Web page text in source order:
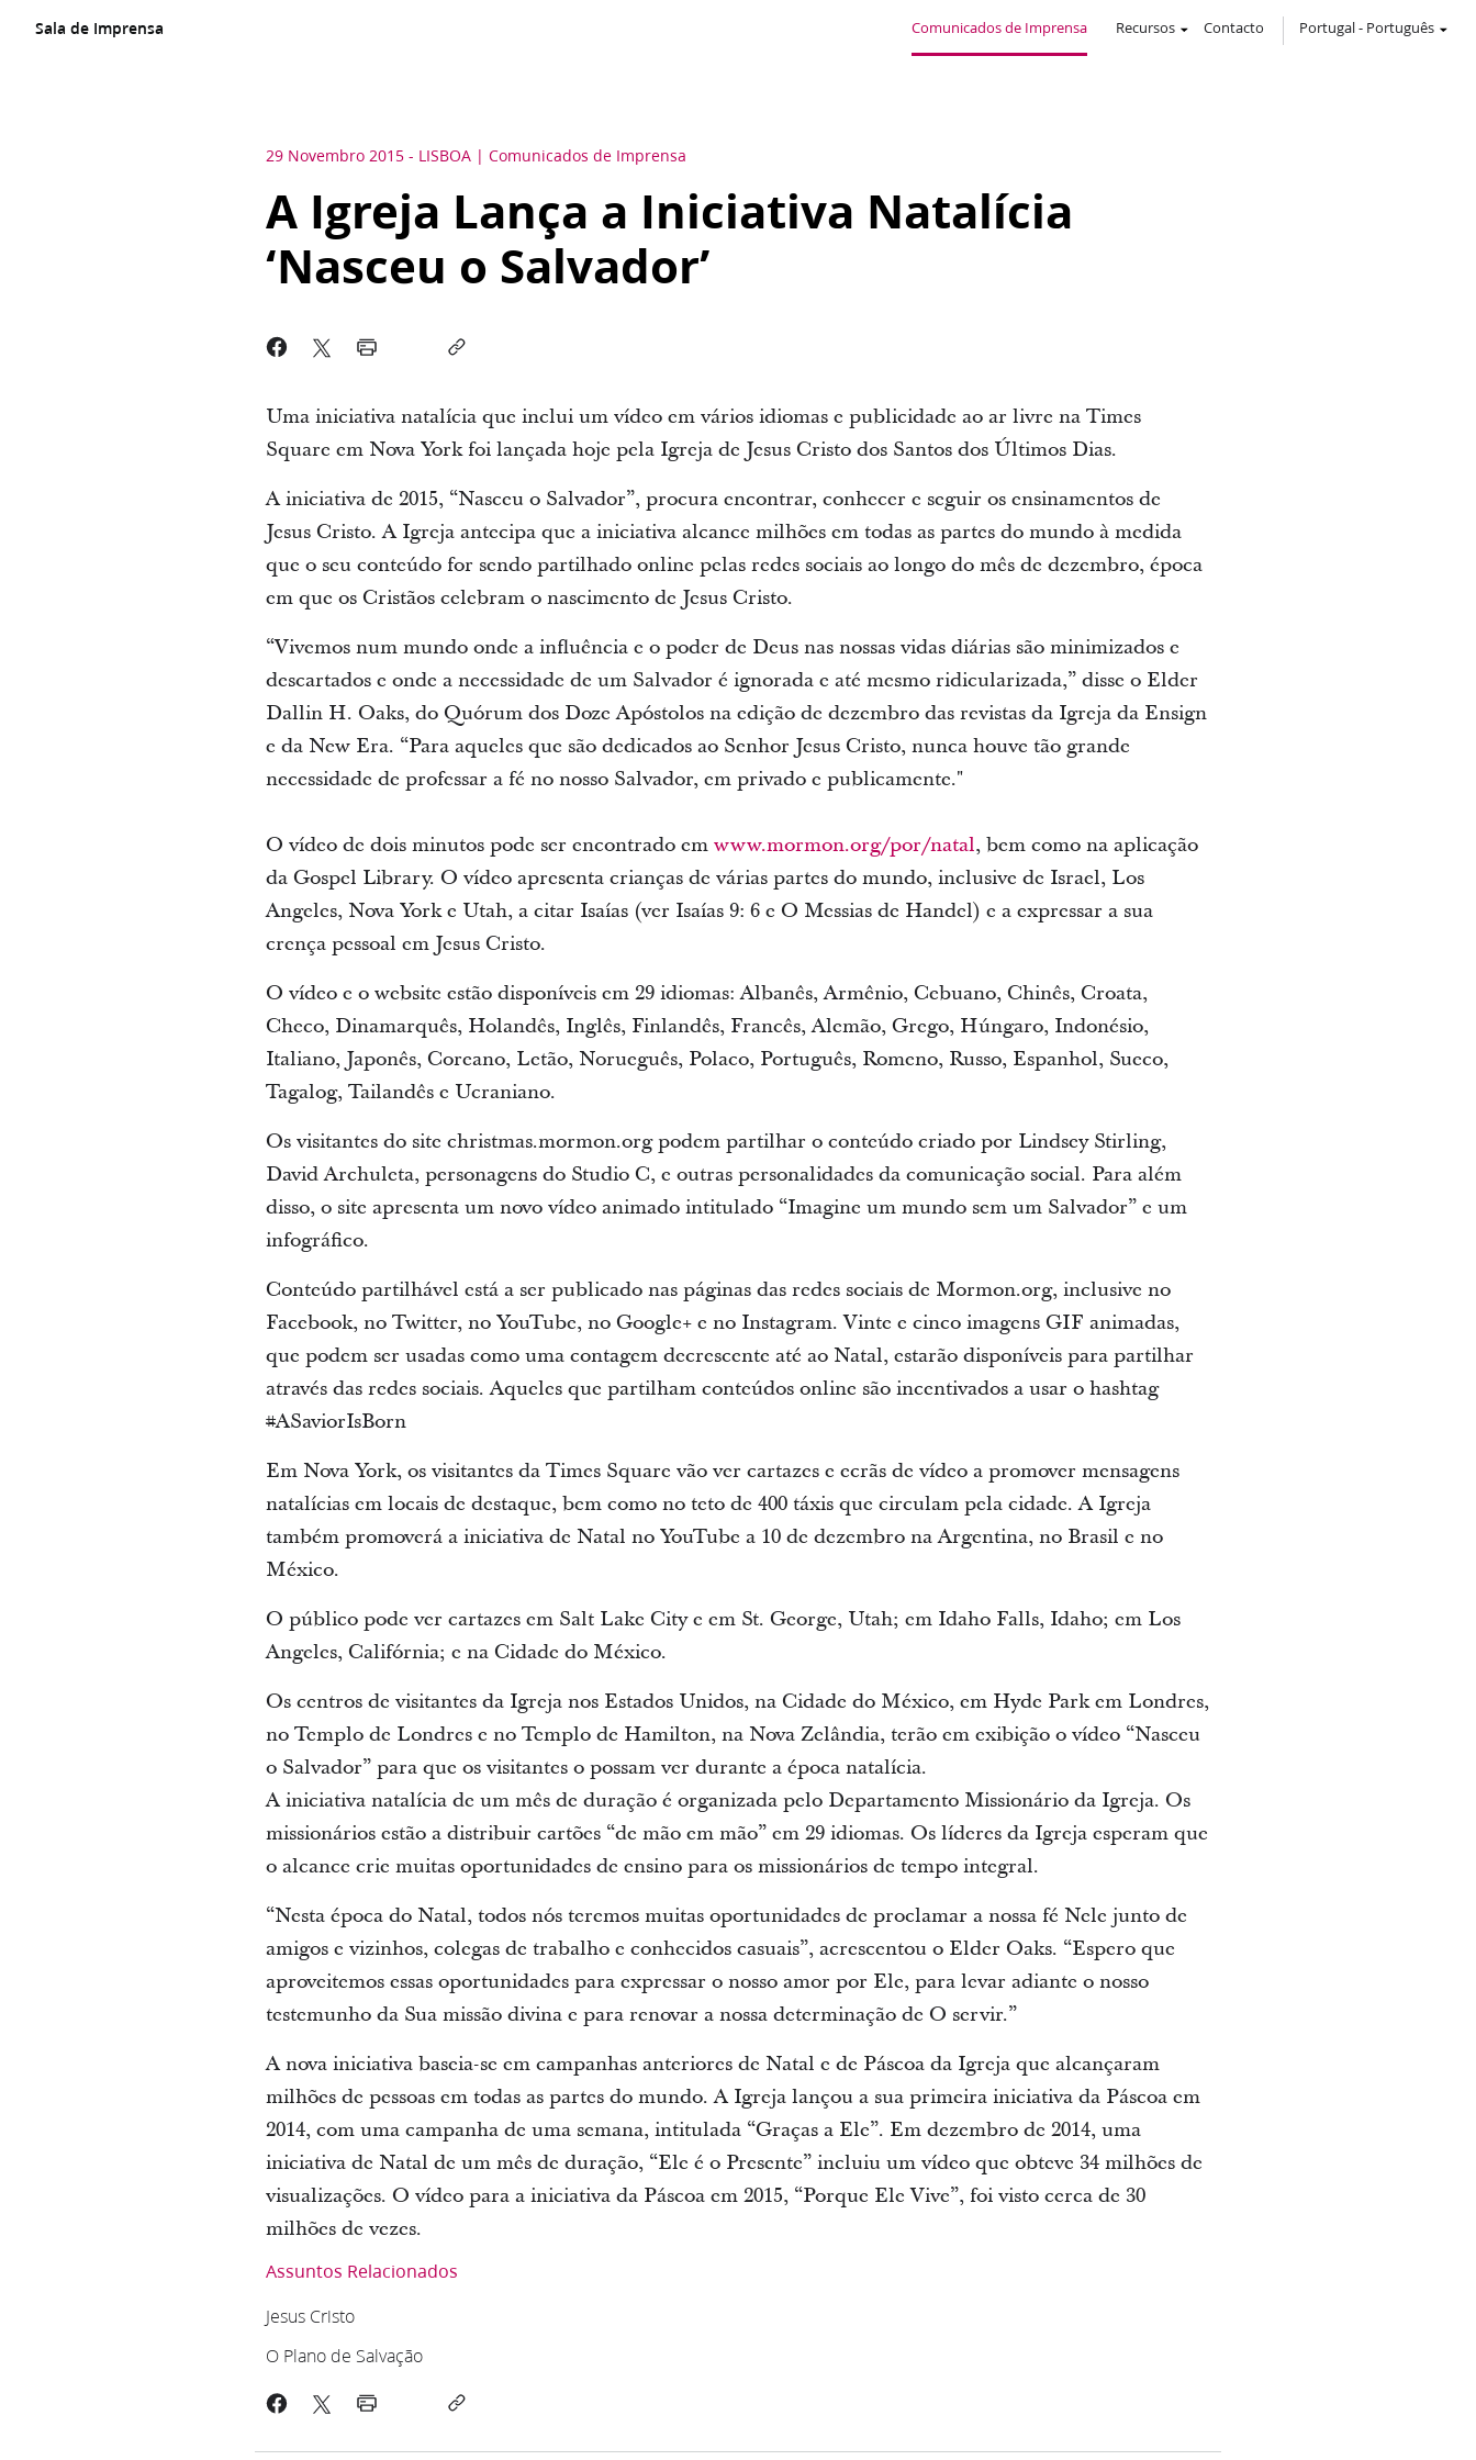
Sala de Imprensa Comunicados de Imprensa Recursos Contacto Portugal- Português
29 Novembro 2015 - LISBOA Comunicados de Imprensa
A Igreja Lança a Iniciativa Natalícia
‘Nasceu o Salvador’
Uma iniciativa natalícia que inclui um vídeo em vários idiomas e publicidade ao ar livre na Times
Square em Nova York foi lançada hoje pela Igreja de Jesus Cristo dos Santos dos Últimos Dias.
A iniciativa de 2015, “Nasceu o Salvador”, procura encontrar, conhecer e seguir os ensinamentos de
Jesus Cristo. A Igreja antecipa que a iniciativa alcance milhões em todas as partes do mundo à medida
que o seu conteúdo for sendo partilhado online pelas redes sociais ao longo do mês de dezembro, época
em que os Cristãos celebram o nascimento de Jesus Cristo.
“Vivemos num mundo onde a influência e o poder de Deus nas nossas vidas diárias são minimizados e
descartados e onde a necessidade de um Salvador é ignorada e até mesmo ridicularizada,” disse o Elder
Dallin H. Oaks, do Quórum dos Doze Apóstolos na edição de dezembro das revistas da Igreja da Ensign
e da New Era. “Para aqueles que são dedicados ao Senhor Jesus Cristo, nunca houve tão grande
necessidade de professar a fé no nosso Salvador, em privado e publicamente."
O vídeo de dois minutos pode ser encontrado em www.mormon.org/por/natal, bem como na aplicação
da Gospel Library. O vídeo apresenta crianças de várias partes do mundo, inclusive de Israel, Los
Angeles, Nova York e Utah, a citar Isaías (ver Isaías 9: 6 e O Messias de Handel) e a expressar a sua
crença pessoal em Jesus Cristo.
O vídeo e o website estão disponíveis em 29 idiomas: Albanês, Armênio, Cebuano, Chinês, Croata,
Checo, Dinamarquês, Holandês, Inglês, Finlandês, Francês, Alemão, Grego, Húngaro, Indonésio,
Italiano, Japonês, Coreano, Letão, Norueguês, Polaco, Português, Romeno, Russo, Espanhol, Sueco,
Tagalog, Tailandês e Ucraniano.
Os visitantes do site christmas.mormon.org podem partilhar o conteúdo criado por Lindsey Stirling,
David Archuleta, personagens do Studio C, e outras personalidades da comunicação social. Para além
disso, o site apresenta um novo vídeo animado intitulado “Imagine um mundo sem um Salvador” e um
infográfico.
Conteúdo partilhável está a ser publicado nas páginas das redes sociais de Mormon.org, inclusive no
Facebook, no Twitter, no YouTube, no Google+ e no Instagram. Vinte e cinco imagens GIF animadas,
que podem ser usadas como uma contagem decrescente até ao Natal, estarão disponíveis para partilhar
através das redes sociais. Aqueles que partilham conteúdos online são incentivados a usar o hashtag
#ASaviorIsBorn
Em Nova York, os visitantes da Times Square vão ver cartazes e ecrãs de vídeo a promover mensagens
natalícias em locais de destaque, bem como no teto de 400 táxis que circulam pela cidade. A Igreja
também promoverá a iniciativa de Natal no YouTube a 10 de dezembro na Argentina, no Brasil e no
México.
O público pode ver cartazes em Salt Lake City e em St. George, Utah; em Idaho Falls, Idaho; em Los
Angeles, Califórnia; e na Cidade do México.
Os centros de visitantes da Igreja nos Estados Unidos, na Cidade do México, em Hyde Park em Londres,
no Templo de Londres e no Templo de Hamilton, na Nova Zelândia, terão em exibição o vídeo “Nasceu
o Salvador” para que os visitantes o possam ver durante a época natalícia.
A iniciativa natalícia de um mês de duração é organizada pelo Departamento Missionário da Igreja. Os
missionários estão a distribuir cartões “de mão em mão” em 29 idiomas. Os líderes da Igreja esperam que
o alcance crie muitas oportunidades de ensino para os missionários de tempo integral.
“Nesta época do Natal, todos nós teremos muitas oportunidades de proclamar a nossa fé Nele junto de
amigos e vizinhos, colegas de trabalho e conhecidos casuais”, acrescentou o Elder Oaks. “Espero que
aproveitemos essas oportunidades para expressar o nosso amor por Ele, para levar adiante o nosso
testemunho da Sua missão divina e para renovar a nossa determinação de O servir.”
A nova iniciativa baseia-se em campanhas anteriores de Natal e de Páscoa da Igreja que alcançaram
milhões de pessoas em todas as partes do mundo. A Igreja lançou a sua primeira iniciativa da Páscoa em
2014, com uma campanha de uma semana, intitulada “Graças a Ele”. Em dezembro de 2014, uma
iniciativa de Natal de um mês de duração, “Ele é o Presente” incluiu um vídeo que obteve 34 milhões de
visualizações. O vídeo para a iniciativa da Páscoa em 2015, “Porque Ele Vive”, foi visto cerca de 30
milhões de vezes.
Assuntos Relacionados
Jesus Cristo
O Plano de Salvação